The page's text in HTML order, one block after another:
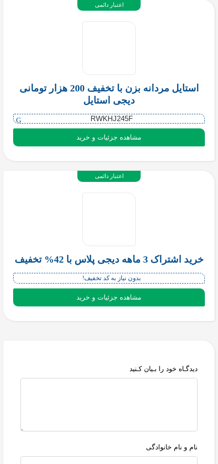
استایل مردانه بزن با تخفیف 200 هزار تومانی
دیجی استایل
RWKHJ245F
مشاهده جزئیات و خرید
اعتبار دائمی
خرید اشتراک 3 ماهه دیجی پلاس با 42% تخفیف
بدون نیاز به کد تخفیف!
مشاهده جزئیات و خرید
اعتبار دائمی
دیدگـاه خود را بـیان کـنید
نام و نام خانوادگی